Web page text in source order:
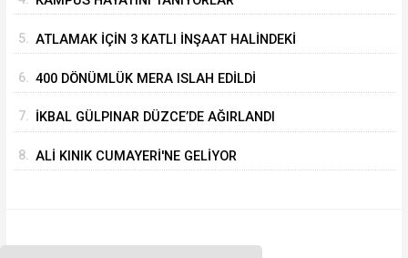
5. ATLAMAK İÇİN 3 KATLI İNŞAAT HALİNDEKİ
6. 400 DÖNÜMLÜK MERA ISLAH EDİLDİ
7. İKBAL GÜLPINAR DÜZCE’DE AĞIRLANDI
8. ALİ KINIK CUMAYERİ'NE GELİYOR